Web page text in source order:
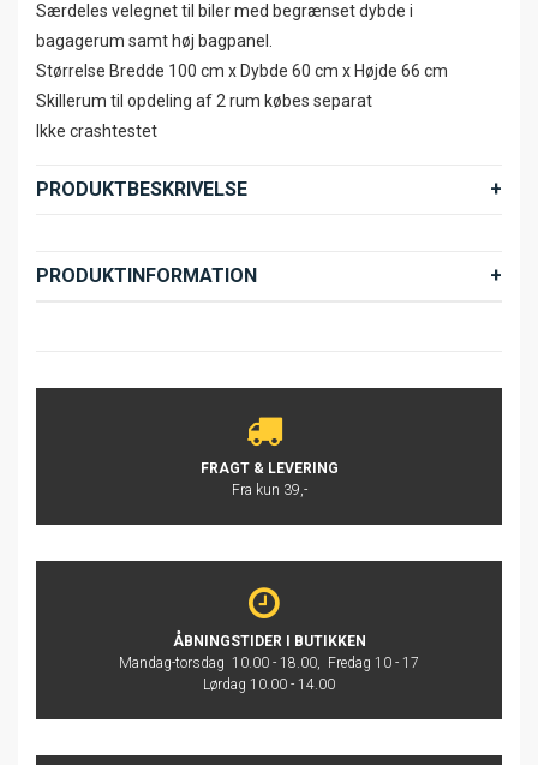
Særdeles velegnet til biler med begrænset dybde i
bagagerum samt høj bagpanel.
Størrelse Bredde 100 cm x Dybde 60 cm x Højde 66 cm
Skillerum til opdeling af 2 rum købes separat
Ikke crashtestet
PRODUKTBESKRIVELSE
PRODUKTINFORMATION
FRAGT & LEVERING
Fra kun 39,-
ÅBNINGSTIDER I BUTIKKEN
Mandag-torsdag 10.00 - 18.00, Fredag 10 - 17
Lørdag 10.00 - 14.00